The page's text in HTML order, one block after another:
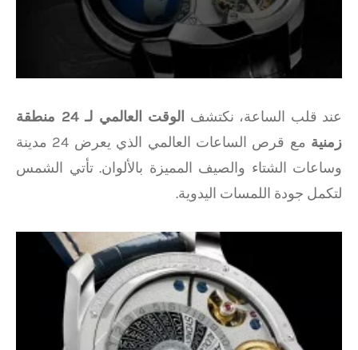
عند قلب الساعة، نكتشف
الوقت العالمي لـ 24 منطقة
زمنية
مع قرص الساعات العالمي الذي يعرض 24 مدينة
وساعات الشتاء والصيف المميزة بالألوان. تأتي الشمس
لتكمل جودة اللمسات اليدوية.